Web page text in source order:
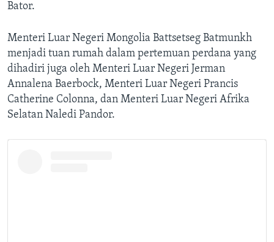
Bator.
Menteri Luar Negeri Mongolia Battsetseg Batmunkh
menjadi tuan rumah dalam pertemuan perdana yang
dihadiri juga oleh Menteri Luar Negeri Jerman
Annalena Baerbock, Menteri Luar Negeri Prancis
Catherine Colonna, dan Menteri Luar Negeri Afrika
Selatan Naledi Pandor.